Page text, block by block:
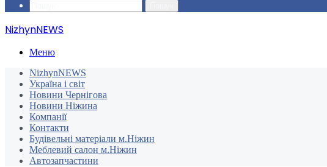
NizhynNEWS
Меню
NizhynNEWS
Україна і світ
Новини Чернігова
Новини Ніжина
Компанії
Контакти
Будівельні матеріали м.Ніжин
Меблевий салон м.Ніжин
Автозапчастини